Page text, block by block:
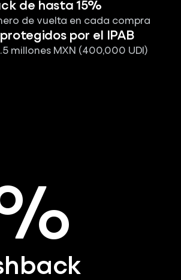
de hasta 15%
de vuelta en cada compra
por el IPAB
millones MXN (400,000 UDI)